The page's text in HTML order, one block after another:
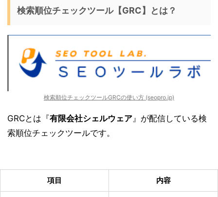
検索順位チェックツール【GRC】とは？
検索順位チェックツールGRCの使い方 (seopro.jp)
GRCとは『有限会社シェルウェア』が配信している検
索順位チェックツールです。
項目 内容